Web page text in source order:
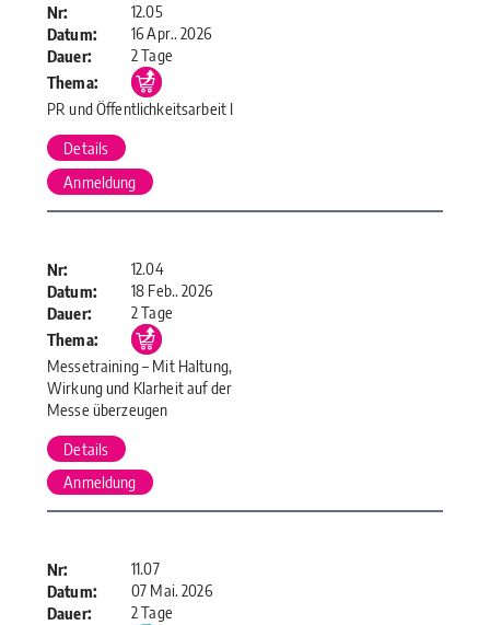
Nr: 12.05
Thema:
PR und Öffentlichkeitsarbeit I
Details
Anmeldung
Datum:
16 Apr.. 2026
Dauer:
2 Tage
Nr: 12.04
Thema:
Messetraining – Mit Haltung,
Wirkung und Klarheit auf der
Messe überzeugen
Details
Anmeldung
Datum:
18 Feb.. 2026
Dauer:
2 Tage
Nr: 11.07
Datum:
07 Mai. 2026
Dauer:
2 Tage